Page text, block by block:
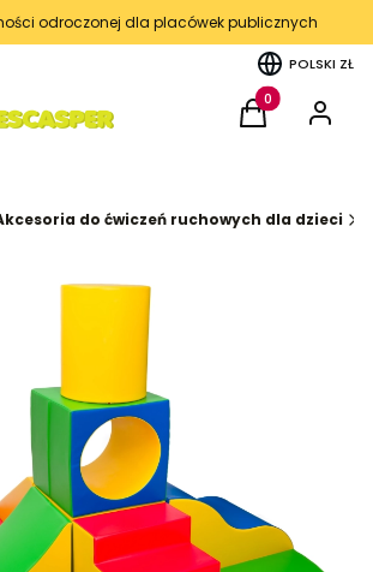
odroczonej dla placówek publicznych
POLSKI ZŁ
Produkty w
Koszyk Zaloguj
do ćwiczeń ruchowych dla dzieci